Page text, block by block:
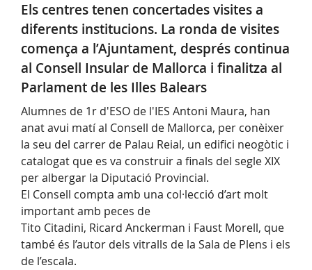
Els centres tenen concertades visites a
diferents institucions. La ronda de visites
comença a l’Ajuntament, després continua
al Consell Insular de Mallorca i finalitza al
Parlament de les Illes Balears
Alumnes de 1r d'ESO de l'IES Antoni Maura, han
anat avui matí al Consell de Mallorca, per conèixer
la seu del carrer de Palau Reial, un edifici neogòtic i
catalogat que es va construir a finals del segle XIX
per albergar la Diputació Provincial.
El Consell compta amb una col·lecció d’art molt
important amb peces de
Tito Citadini, Ricard Anckerman i Faust Morell, que
també és l’autor dels vitralls de la Sala de Plens i els
de l’escala.